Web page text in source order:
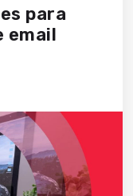
para
email